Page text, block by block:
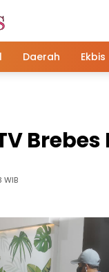
Daerah Ekbis
WIB